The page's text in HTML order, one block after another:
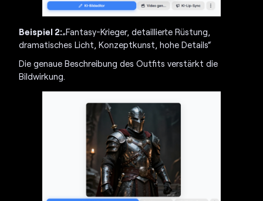
Beispiel 2:„Fantasy-Krieger, detaillierte Rüstung,
dramatisches Licht, Konzeptkunst, hohe Details“
Die genaue Beschreibung des Outfits verstärkt die
Bildwirkung.